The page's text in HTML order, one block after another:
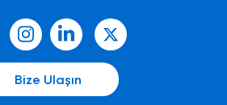
Bize Ulaşın